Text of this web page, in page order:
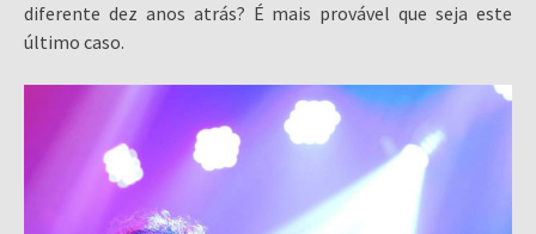
diferente dez anos atrás? É mais provável que seja este
último caso.